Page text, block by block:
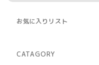
お気に入りリスト
CATAGORY